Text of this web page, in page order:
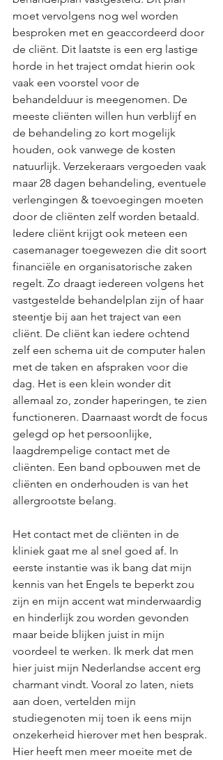
moet vervolgens nog wel worden
besproken met en geaccordeerd door
de cliënt. Dit laatste is een erg lastige
horde in het traject omdat hierin ook
vaak een voorstel voor de
behandelduur is meegenomen. De
meeste cliënten willen hun verblijf en
de behandeling zo kort mogelijk
houden, ook vanwege de kosten
natuurlijk. Verzekeraars vergoeden vaak
maar 28 dagen behandeling, eventuele
verlengingen & toevoegingen moeten
door de cliënten zelf worden betaald.
Iedere cliënt krijgt ook meteen een
casemanager toegewezen die dit soort
financiële en organisatorische zaken
regelt. Zo draagt iedereen volgens het
vastgestelde behandelplan zijn of haar
steentje bij aan het traject van een
cliënt. De cliënt kan iedere ochtend
zelf een schema uit de computer halen
met de taken en afspraken voor die
dag. Het is een klein wonder dit
allemaal zo, zonder haperingen, te zien
functioneren. Daarnaast wordt de focus
gelegd op het persoonlijke,
laagdrempelige contact met de
cliënten. Een band opbouwen met de
cliënten en onderhouden is van het
allergrootste belang.
Het contact met de cliënten in de
kliniek gaat me al snel goed af. In
eerste instantie was ik bang dat mijn
kennis van het Engels te beperkt zou
zijn en mijn accent wat minderwaardig
en hinderlijk zou worden gevonden
maar beide blijken juist in mijn
voordeel te werken. Ik merk dat men
hier juist mijn Nederlandse accent erg
charmant vindt. Vooral zo laten, niets
aan doen, vertelden mijn
studiegenoten mij toen ik eens mijn
onzekerheid hierover met hen besprak.
Hier heeft men meer moeite met de